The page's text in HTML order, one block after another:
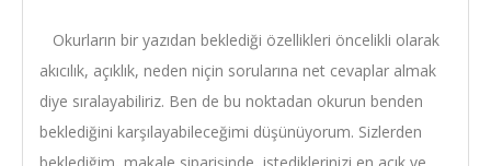
Okurların bir yazıdan beklediği özellikleri öncelikli olarak
akıcılık, açıklık, neden niçin sorularına net cevaplar almak
diye sıralayabiliriz. Ben de bu noktadan okurun benden
beklediğini karşılayabileceğimi düşünüyorum. Sizlerden